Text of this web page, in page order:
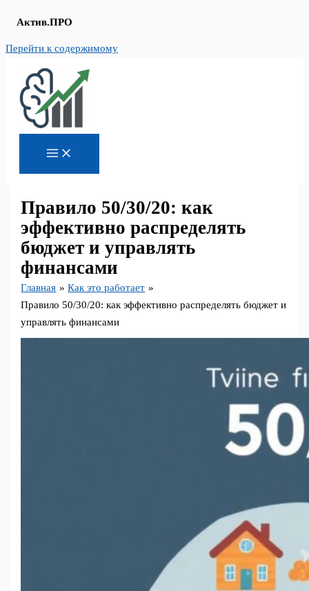
Актив.ПРО
Перейти к содержимому
Правило 50/30/20: как
эффективно распределять
бюджет и управлять
финансами
Главная
Как это работает
Правило 50/30/20: как эффективно распределять бюджет и
управлять финансами